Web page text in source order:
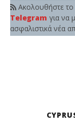
Ακολουθήστε το
Telegram για να
ασφαλιστικά νέα